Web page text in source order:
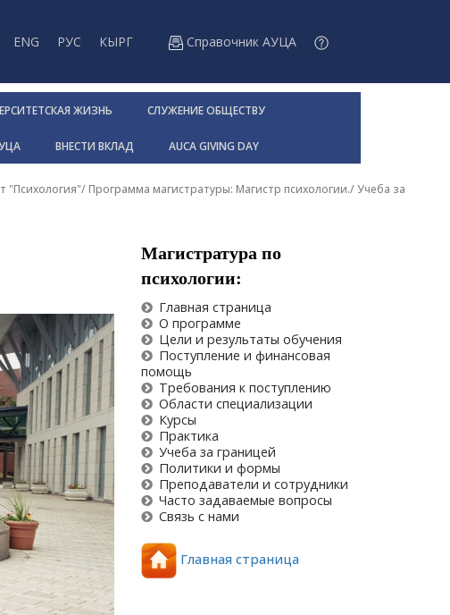
ENG РУС КЫРГ Справочник АУЦА
ЖИЗНЬ СЛУЖЕНИЕ ОБЩЕСТВУ
ВНЕСТИ ВКЛАД AUCA GIVING DAY
"Психология"/Программа магистратуры: Магистр психологии./ Учеба за
Магистратура по
психологии:
Главная страница
О программе
Цели и результаты обучения
Поступление и финансовая
помощь
Требования к поступлению
Области специализации
Курсы
Практика
Учеба за границей
Политики и формы
Преподаватели и сотрудники
Часто задаваемые вопросы
Связь с нами
Главная страница